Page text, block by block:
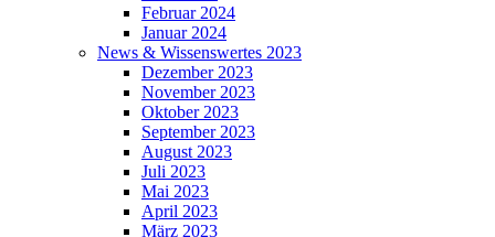
Februar 2024
Januar 2024
News & Wissenswertes 2023
Dezember 2023
November 2023
Oktober 2023
September 2023
August 2023
Juli 2023
Mai 2023
April 2023
März 2023